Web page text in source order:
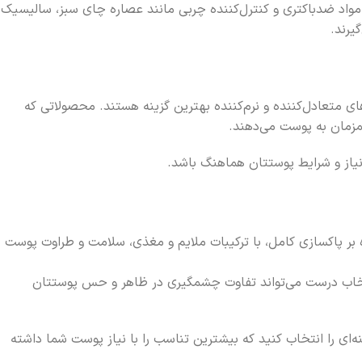
ضدباکتری و کنترل‌کننده چربی مانند عصاره چای سبز، سالیسیک
و نرم‌کننده بهترین گزینه هستند. محصولاتی که
به پوست می‌دهند.
و شرایط پوستتان هماهنگ باشد.
کامل، با ترکیبات ملایم و مغذی، سلامت و طراوت پوست
درست می‌تواند تفاوت چشمگیری در ظاهر و حس پوستتان
را انتخاب کنید که بیشترین تناسب را با نیاز پوست شما داشته